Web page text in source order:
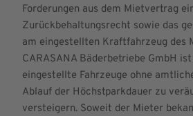
Forderungen aus dem Mietvertrag
Zurückbehaltungsrecht sowie das
am eingestellten Kraftfahrzeug des
CARASANA Bäderbetriebe GmbH
eingestellte Fahrzeuge ohne
Ablauf der Höchstparkdauer zu
versteigern. Soweit der Mieter